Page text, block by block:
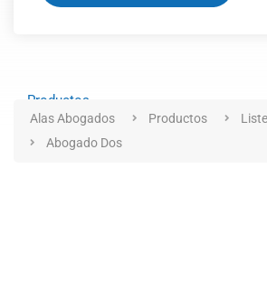
Productos
Alas Abogados Productos
Abogado Dos